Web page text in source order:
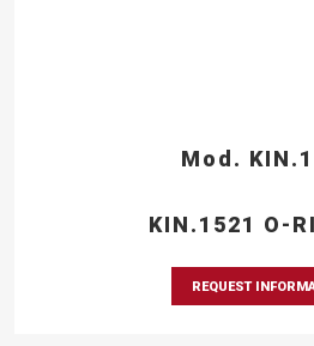
Mod.
KIN.1521 O-
REQUEST